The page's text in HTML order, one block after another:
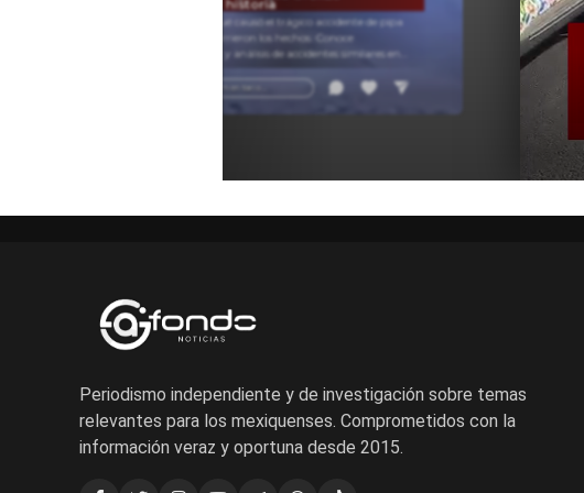
causas e historia
Descubre qué causó el trágico accidente de pipa
y cómo ocurrieron los hechos. Conoce
testimonios y análisis de accidentes similares en
carretera para entender estos sucesos.
Periodismo independiente y de investigación sobre temas
relevantes para los mexiquenses. Comprometidos con la
información veraz y oportuna desde 2015.